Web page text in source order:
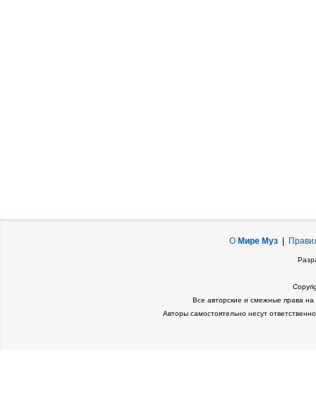
О Мире Муз|
Все авторские и смежные права
Авторы самостоятельно несут